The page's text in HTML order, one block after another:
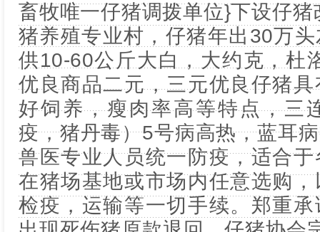
畜牧唯一仔猪调拨单位}下设仔
猪养殖专业村，仔猪年出30万
供10-60公斤大白，大约克，杜
优良商品二元，三元优良仔猪
好饲养，瘦肉率高等特点，三
疫，猪丹毒）5号病高热，蓝耳
兽医专业人员统一防疫，适合
在猪场基地或市场内任意选购
检疫，运输等一切手续。郑重